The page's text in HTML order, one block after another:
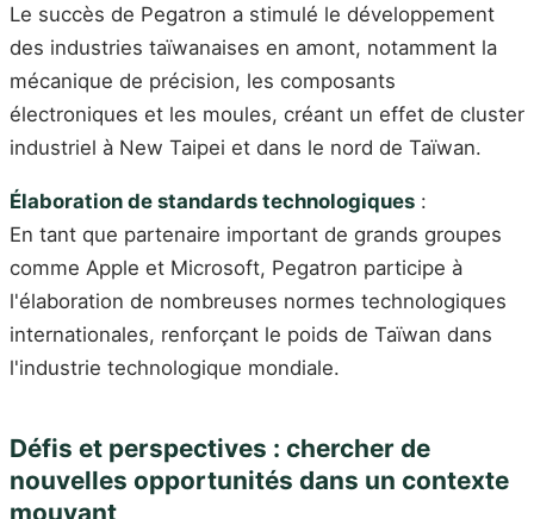
Le succès de Pegatron a stimulé le développement
des industries taïwanaises en amont, notamment la
mécanique de précision, les composants
électroniques et les moules, créant un effet de cluster
industriel à New Taipei et dans le nord de Taïwan.
Élaboration de standards technologiques :
En tant que partenaire important de grands groupes
comme Apple et Microsoft, Pegatron participe à
l'élaboration de nombreuses normes technologiques
internationales, renforçant le poids de Taïwan dans
l'industrie technologique mondiale.
Défis et perspectives : chercher de
nouvelles opportunités dans un contexte
mouvant